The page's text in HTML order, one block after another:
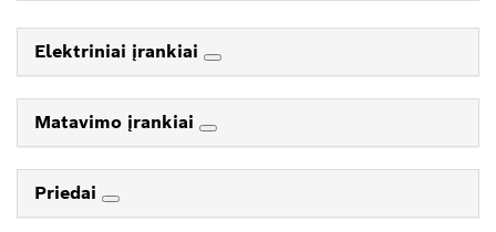
Elektriniai įrankiai
Matavimo įrankiai
Priedai